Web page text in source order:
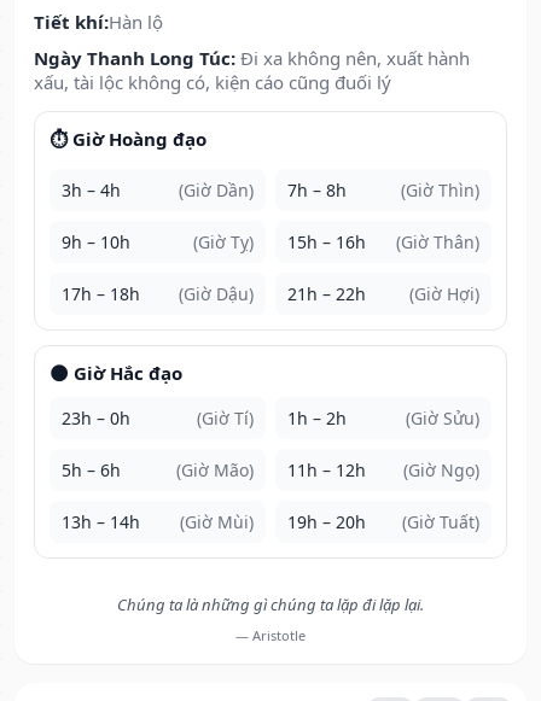
Tiết khí:Hàn lộ
Ngày Thanh Long Túc: Đi xa không nên, xuất hành
xấu, tài lộc không có, kiện cáo cũng đuối lý
⏱️ Giờ Hoàng đạo
3h – 4h (Giờ Dần) 7h – 8h (Giờ Thìn)
9h – 10h (Giờ Tỵ) 15h – 16h (Giờ Thân)
17h – 18h (Giờ Dậu) 21h – 22h (Giờ Hợi)
🌑 Giờ Hắc đạo
23h – 0h (Giờ Tí) 1h – 2h (Giờ Sửu)
5h – 6h (Giờ Mão) 11h – 12h (Giờ Ngọ)
13h – 14h (Giờ Mùi) 19h – 20h (Giờ Tuất)
Chúng ta là những gì chúng ta lặp đi lặp lại.
— Aristotle